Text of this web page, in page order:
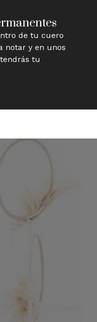
de tu cuero
notar y en unos
tu